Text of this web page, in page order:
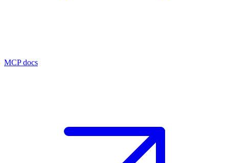
MCP docs